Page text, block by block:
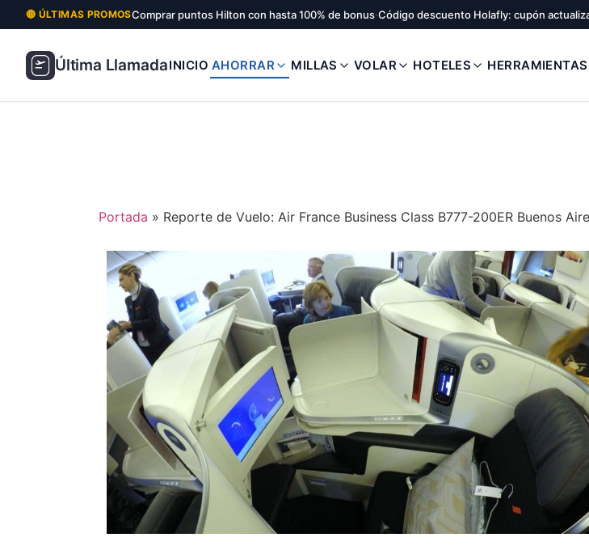
🔴 ÚLTIMAS PROMOSComprar puntos Hilton con hasta 100% de bonus·Código descuento Holafly: cupón
Última LlamadaINICIO AHORRAR MILLAS VOLAR HOTELES HERRAMIENTAS
Portada » Reporte de Vuelo: Air France Business Class B777-200ER Buenos